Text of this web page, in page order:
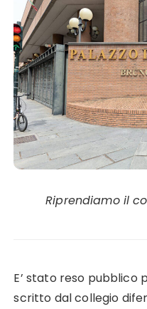
Riprendiamo il
E’ stato reso pubblico
scritto dal collegio